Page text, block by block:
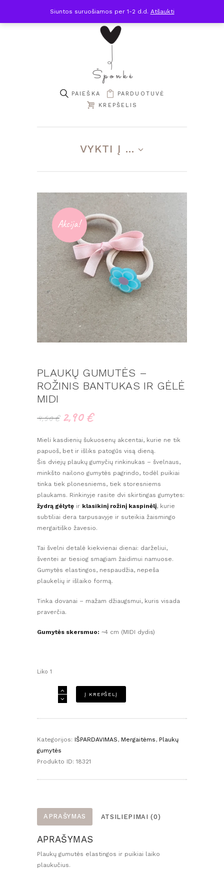
PARDUOTUVĖ
KREPŠELIS
VYKTI Į ...
Akcija!
PLAUKŲ GUMUTĖS –
ROŽINIS BANTUKAS IR GĖLĖ
MIDI
4,50€ Original
was:
4,50 €.
2,90€Current
is:
2,90 €.
Mieli kasdienių šukuosenų akcentai, kurie ne tik
papuoš, bet ir išliks patogūs visą dieną.
Šis dviejų plaukų gumyčių rinkinukas – švelnaus,
minkšto nailono gumytės pagrindo, todėl puikiai
tinka tiek plonesniems, tiek storesniems
plaukams. Rinkinyje rasite dvi skirtingas gumytes:
žydrą gėlytę ir klasikinį rožinį kaspinėlį, kurie
subtiliai dera tarpusavyje ir suteikia žaismingo
mergaitiško žavesio.
Tai švelni detalė kiekvienai dienai: darželiui,
šventei ar tiesiog smagiam žaidimui namuose.
Gumytės elastingos, nespaudžia, nepeša
plaukelių ir išlaiko formą.
Tinka dovanai – mažam džiaugsmui, kuris visada
praverčia.
Gumytės skersmuo: ~4 cm (MIDI dydis)
Liko 1
produkto
rožinis
bantukas
gėlė
Į KREPŠELĮ
Kategorijos: IŠPARDAVIMAS, Mergaitėms, Plaukų
gumytės
Produkto ID: 18321
APRAŠYMAS ATSILIEPIMAI (0)
APRAŠYMAS
Plaukų gumutės elastingos ir puikiai laiko
plaukučius.
Siuntos suruošiamos per 1-2 d.d. Atšaukti